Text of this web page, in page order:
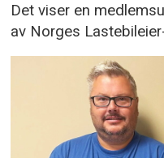
Det viser en
av Norges